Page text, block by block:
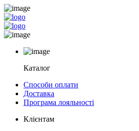
Каталог
Способи оплати
Доставка
Програма лояльності
Клієнтам